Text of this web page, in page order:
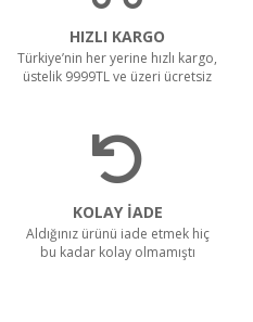
HIZLI KARGO
Türkiye’nin her yerine hızlı kargo,
üstelik 9999TL ve üzeri ücretsiz
KOLAY İADE
Aldığınız ürünü iade etmek hiç
bu kadar kolay olmamıştı